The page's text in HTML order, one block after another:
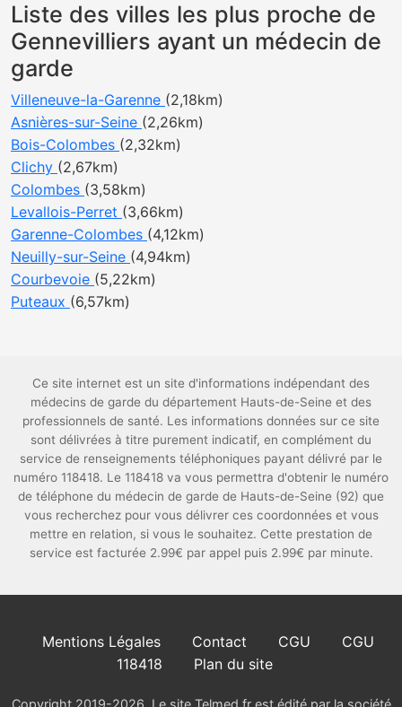
Liste des villes les plus proche de
Gennevilliers ayant un médecin de
garde
Villeneuve-la-Garenne (2,18km)
Asnières-sur-Seine (2,26km)
Bois-Colombes (2,32km)
Clichy (2,67km)
Colombes (3,58km)
Levallois-Perret (3,66km)
Garenne-Colombes (4,12km)
Neuilly-sur-Seine (4,94km)
Courbevoie (5,22km)
Puteaux (6,57km)
Ce site internet est un site d'informations indépendant des
médecins de garde du département Hauts-de-Seine et des
professionnels de santé. Les informations données sur ce site
sont délivrées à titre purement indicatif, en complément du
service de renseignements téléphoniques payant délivré par le
numéro 118418. Le 118418 va vous permettra d'obtenir le numéro
de téléphone du médecin de garde de Hauts-de-Seine (92) que
vous recherchez pour vous délivrer ces coordonnées et vous
mettre en relation, si vous le souhaitez. Cette prestation de
service est facturée 2.99€ par appel puis 2.99€ par minute.
Mentions Légales Contact CGU
CGU
118418
Plan du site
Copyright 2019-2026. Le site Telmed.fr est édité par la société